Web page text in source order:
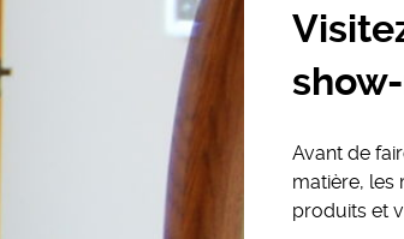
Avant de
matière, les
produits et